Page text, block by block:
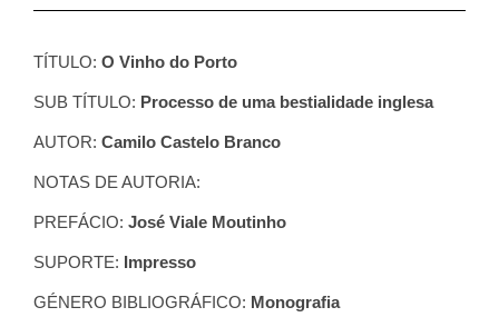
TÍTULO: O Vinho do Porto
SUB TÍTULO: Processo de uma bestialidade inglesa
AUTOR: Camilo Castelo Branco
NOTAS DE AUTORIA:
PREFÁCIO: José Viale Moutinho
SUPORTE: Impresso
GÉNERO BIBLIOGRÁFICO: Monografia